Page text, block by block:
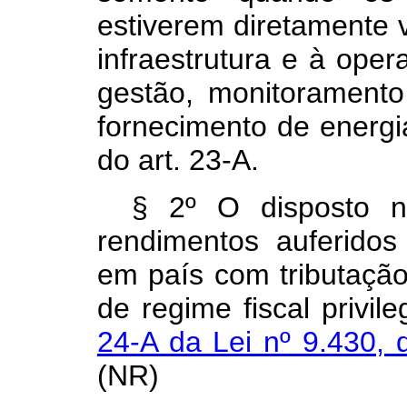
estiverem diretamente
infraestrutura e à
gestão,
fornecimento de
do art. 23-A.
§ 2º O disposto
rendimentos
em país com
de regime fiscal
24-A da Lei nº
(NR)